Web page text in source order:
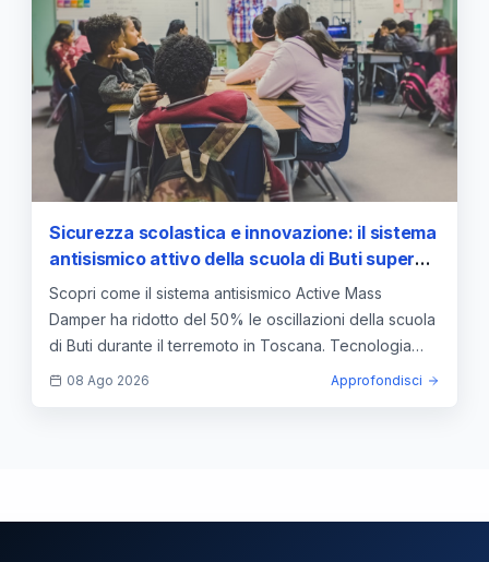
Sicurezza scolastica e innovazione: il sistema
antisismico attivo della scuola di Buti supera il
test reale
Scopri come il sistema antisismico Active Mass
Damper ha ridotto del 50% le oscillazioni della scuola
di Buti durante il terremoto in Toscana. Tecnologia
PNRR.
08 Ago 2026 Approfondisci